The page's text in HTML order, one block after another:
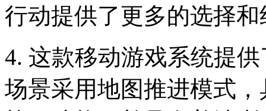
行动提供了更多的选择
4. 这款移动游戏系统提
场景采用地图推进模式